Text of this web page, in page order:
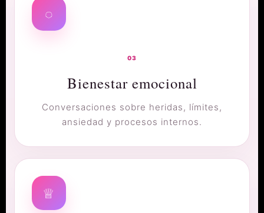
◌
03
Bienestar emocional
Conversaciones sobre heridas, límites,
ansiedad y procesos internos.
♕